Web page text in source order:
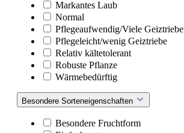
Markantes Laub
Normal
Pflegeaufwendig/Viele Geiztriebe
Pflegeleicht/wenig Geiztriebe
Relativ kältetolerant
Robuste Pflanze
Wärmebedürftig
Besondere Sorteneigenschaften
Besondere Fruchtform